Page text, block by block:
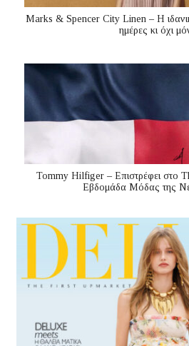
Marks & Spencer City Linen – Η
ημέρες κι όχι
Tommy Hilfiger – Επιστρέφει στο
Εβδομάδα Μόδας της